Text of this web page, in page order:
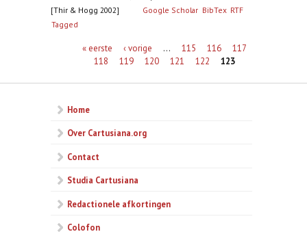
[Thir & Hogg 2002] Google Scholar BibTex RTF
Tagged
Pagina's« eerste ‹ vorige … 115 116
117
118
119 120 121 122 123
Home
Over Cartusiana.org
Contact
Studia Cartusiana
Redactionele afkortingen
Colofon